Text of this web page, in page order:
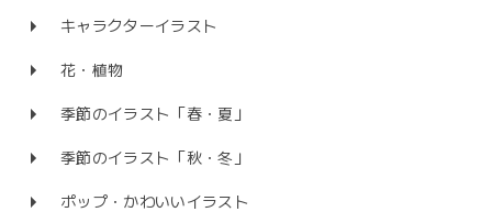
キャラクターイラスト
花・植物
季節のイラスト「春・夏」
季節のイラスト「秋・冬」
ポップ・かわいいイラスト